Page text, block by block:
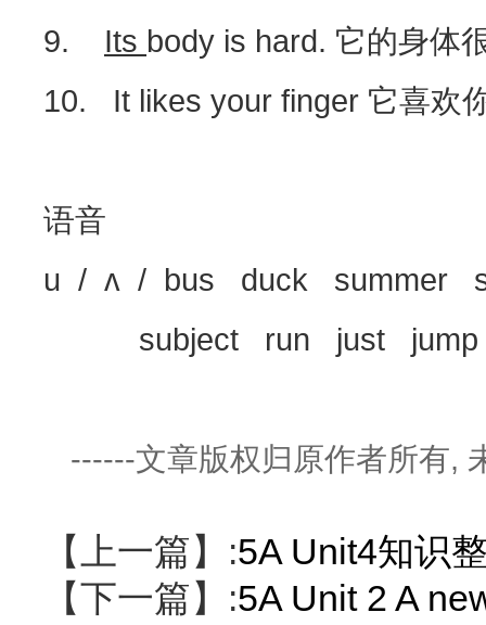
9. Its body is hard. 它的身体
10. It likes your finger 它喜欢
语音
u / ʌ / bus duck summer
subject run just jump
------文章版权归原作者所有,
【上一篇】:5A Unit4知识
【下一篇】:5A Unit 2 A